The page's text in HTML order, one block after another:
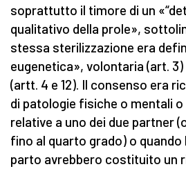
soprattutto il timore di un
qualitativo della prole»,
stessa sterilizzazione era
eugenetica», volontaria (art.
(artt. 4 e 12). Il consenso era
di patologie fisiche o mentali
relative a uno dei due partner
fino al quarto grado) o quando
parto avrebbero costituito un